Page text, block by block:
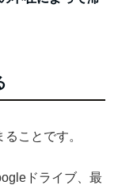
ことです。
ドライブ、最